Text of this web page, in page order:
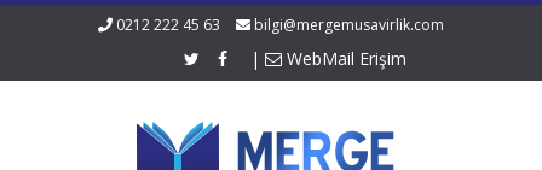
0212 222 45 63 bilgi@mergemusavirlik.com
| WebMail Erişim